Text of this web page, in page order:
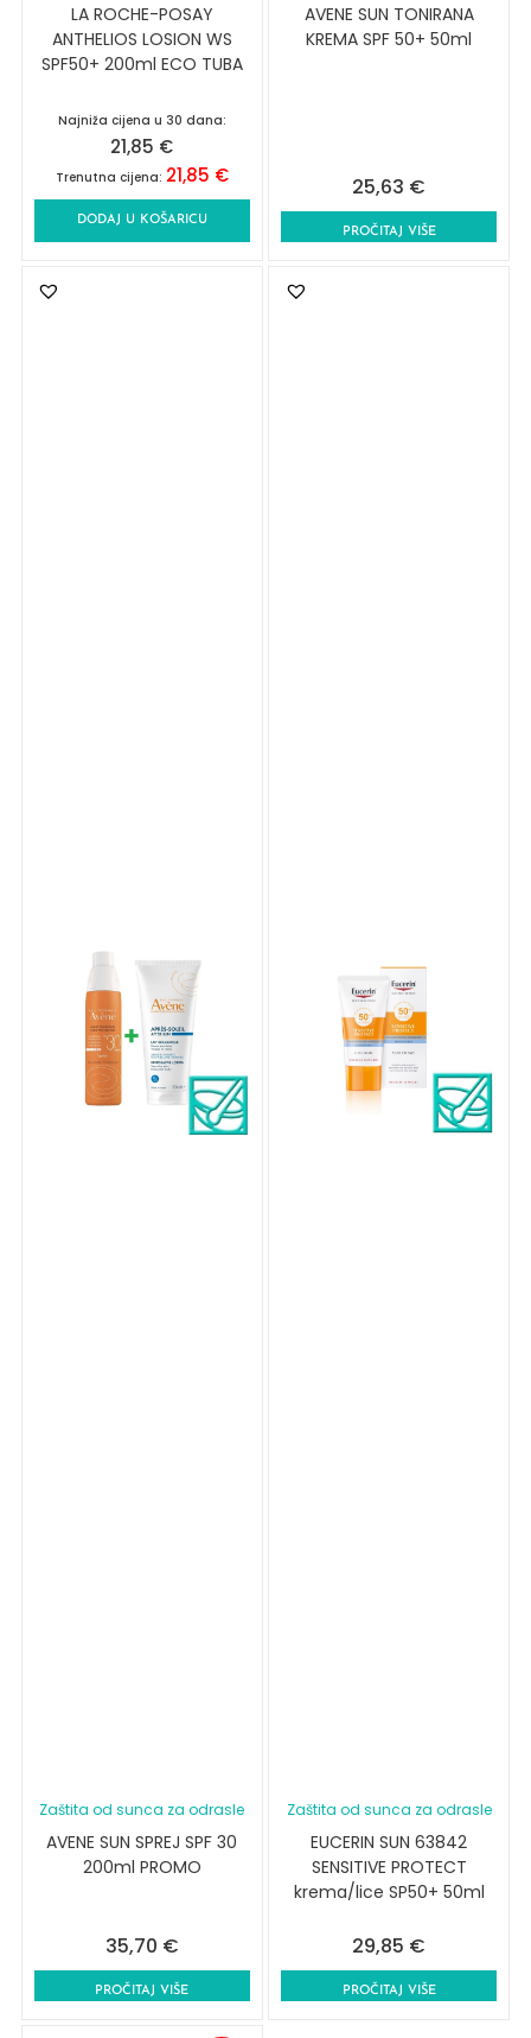
LA ROCHE-POSAY
ANTHELIOS LOSION WS
SPF50+ 200ml ECO TUBA
Najniža cijena u 30 dana:
21,85 €
Trenutna cijena: 21,85 €
DODAJ U KOŠARICU
AVENE SUN TONIRANA
KREMA SPF 50+ 50ml
25,63 €
PROČITAJ VIŠE
Zaštita od sunca za odrasle
AVENE SUN SPREJ SPF 30
200ml PROMO
35,70 €
PROČITAJ VIŠE
Zaštita od sunca za odrasle
EUCERIN SUN 63842
SENSITIVE PROTECT
krema/lice SP50+ 50ml
29,85 €
PROČITAJ VIŠE